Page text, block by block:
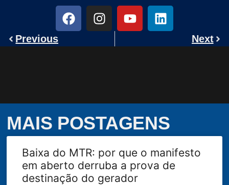
Previous Next
MAIS POSTAGENS
Baixa do MTR: por que o manifesto
em aberto derruba a prova de
destinação do gerador